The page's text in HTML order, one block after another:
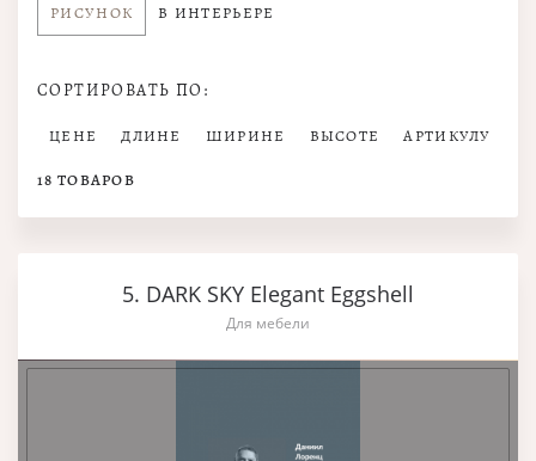
РИСУНОК В ИНТЕРЬЕРЕ
СОРТИРОВАТЬ ПО:
ЦЕНЕ ДЛИНЕ ШИРИНЕ ВЫСОТЕ АРТИКУЛУ
18 ТОВАРОВ
5. DARK SKY Elegant Eggshell
Для мебели